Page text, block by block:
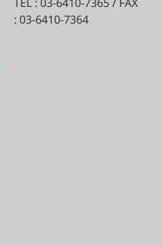
: 03-6410-7364